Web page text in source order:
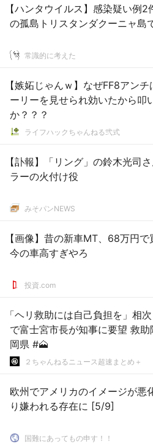
【ハンタウイルス】感染疑い例
の孤島トリスタンダクーニャ島
常識的に考えた
【嫉妬じゃんｗ】なぜFF8アン
ーリーを見せられ効いたから叩
か？？？
ライフハックちゃんねる弐式
【訃報】「リング」の鈴木光司
ラーの火付け役
みそパンNEWS
【画像】昔の新車MT、68万円
今の車高すぎやろ
投資.com
「ヘリ救助には自己負担を」相
で富士宮市長が知事に要望 救
岡県 #🗻
２ちゃんねるニュース超速まとめ＋
欧州でアメリカのイメージが
り嫌われる存在に [5/9]
国難にあってもの申す！！